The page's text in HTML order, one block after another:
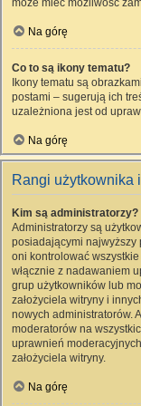
może mieć możliwość
Na górę
Co to są ikony tematu?
Ikony tematu są
postami – sugerują ich
uzależniona jest od
Na górę
Rangi użytkownika
Kim są administratorzy?
Administratorzy są
posiadającymi najwyższy
oni kontrolować
włącznie z nadawaniem
grup użytkowników lub
założyciela witryny i
nowych administratorów.
moderatorów na
uprawnień
założyciela witryny.
Na górę